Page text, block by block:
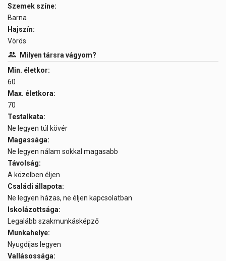
Szemek színe:
Barna
Hajszín:
Vörös
Milyen társra vágyom?
Min. életkor:
60
Max. életkora:
70
Testalkata:
Ne legyen túl kövér
Magassága:
Ne legyen nálam sokkal magasabb
Távolság:
A közelben éljen
Családi állapota:
Ne legyen házas, ne éljen kapcsolatban
Iskolázottsága:
Legalább szakmunkásképző
Munkahelye:
Nyugdíjas legyen
Vallásossága: